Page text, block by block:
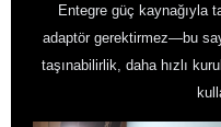
Entegre güç kaynağıyla
adaptör gerektirmez—bu
taşınabilirlik, daha hızlı